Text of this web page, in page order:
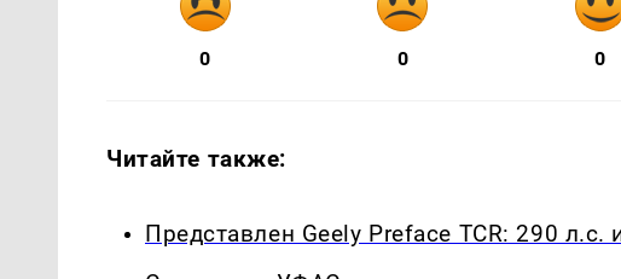
0 0 0
Читайте также:
Представлен Geely Preface TCR: 290